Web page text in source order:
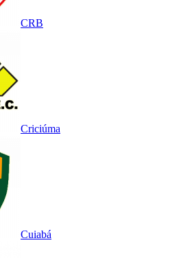
CRB
Criciúma
Cuiabá